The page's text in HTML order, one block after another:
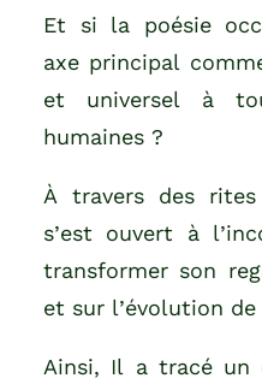
Et si la poésie
axe principal
et universel à
humaines ?
À travers des
s’est ouvert à
transformer son
et sur l’évolution de
Ainsi, Il a tracé un